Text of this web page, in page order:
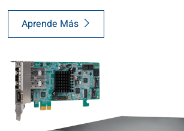
Aprende Más